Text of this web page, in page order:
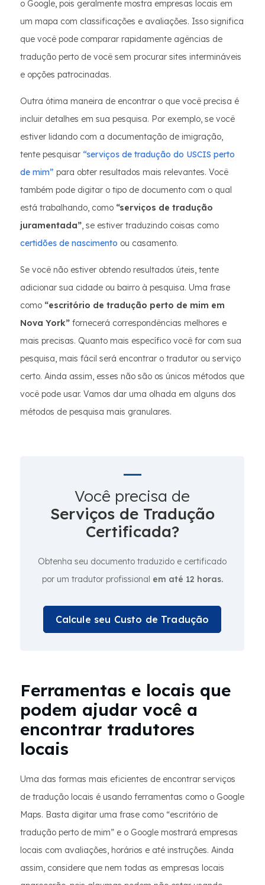
o Google, pois geralmente mostra empresas locais em
um mapa com classificações e avaliações. Isso significa
que você pode comparar rapidamente agências de
tradução perto de você sem procurar sites intermináveis
e opções patrocinadas.
Outra ótima maneira de encontrar o que você precisa é
incluir detalhes em sua pesquisa. Por exemplo, se você
estiver lidando com a documentação de imigração,
tente pesquisar “serviços de tradução do USCIS perto
de mim” para obter resultados mais relevantes. Você
também pode digitar o tipo de documento com o qual
está trabalhando, como “serviços de tradução
juramentada”, se estiver traduzindo coisas como
certidões de nascimento ou casamento.
Se você não estiver obtendo resultados úteis, tente
adicionar sua cidade ou bairro à pesquisa. Uma frase
como “escritório de tradução perto de mim em
Nova York” fornecerá correspondências melhores e
mais precisas. Quanto mais específico você for com sua
pesquisa, mais fácil será encontrar o tradutor ou serviço
certo. Ainda assim, esses não são os únicos métodos que
você pode usar. Vamos dar uma olhada em alguns dos
métodos de pesquisa mais granulares.
Você precisa de
Serviços de Tradução
Certificada?
Obtenha seu documento traduzido e certificado
por um tradutor profissional em até 12 horas.
Calcule seu Custo de Tradução
Ferramentas e locais que
podem ajudar você a
encontrar tradutores
locais
Uma das formas mais eficientes de encontrar serviços
de tradução locais é usando ferramentas como o Google
Maps. Basta digitar uma frase como “escritório de
tradução perto de mim” e o Google mostrará empresas
locais com avaliações, horários e até instruções. Ainda
assim, considere que nem todas as empresas locais